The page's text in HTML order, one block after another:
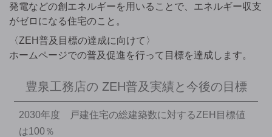
発電などの創エネルギーを用いることで、エネルギー収支
がゼロになる住宅のこと。
〈ZEH普及目標の達成に向けて〉
ホームページでの普及促進を行って目標を達成します。
豊泉工務店の ZEH普及実績と今後の目標
2030年度 戸建住宅の総建築数に対するZEH目標値
は100％